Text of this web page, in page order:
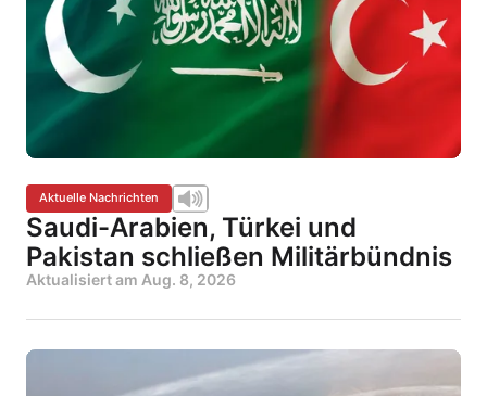
Aktuelle Nachrichten
Saudi-Arabien, Türkei und
Pakistan schließen Militärbündnis
Aktualisiert am Aug. 8, 2026